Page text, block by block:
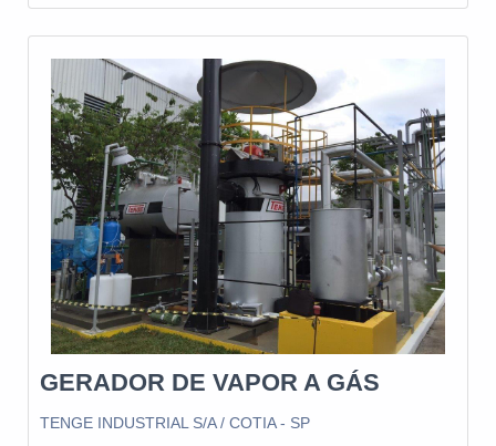
GERADOR DE VAPOR A GÁS
TENGE INDUSTRIAL S/A / COTIA - SP